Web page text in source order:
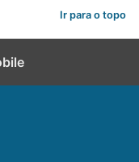
Ir para o topo